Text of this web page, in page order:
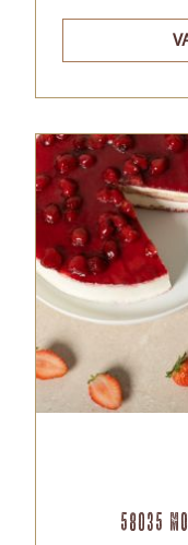
58035